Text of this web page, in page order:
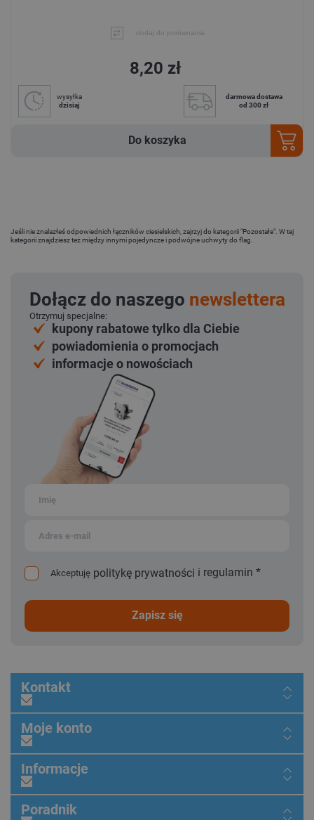
dodaj do porównania
8,20 zł
wysyłka
dzisiaj
darmowa dostawa
od 300 zł
Do koszyka
Jeśli nie znalazłeś odpowiednich łączników ciesielskich, zajrzyj do kategorii "Pozostałe". W tej
kategorii znajdziesz też między innymi pojedyncze i podwójne uchwyty do flag.
Dołącz do naszego newslettera
Otrzymuj specjalne:
kupony rabatowe tylko dla Ciebie
powiadomienia o promocjach
informacje o nowościach
Akceptuję politykę prywatności i regulamin *
zapisz się
Kontakt
Moje konto
Informacje
Poradnik